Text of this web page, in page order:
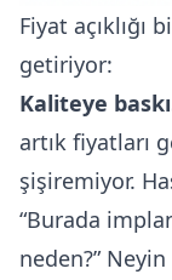
Fiyat açıklığı
getiriyor:
Kaliteye
artık fiyatları
şişiremiyor.
“Burada
neden?”